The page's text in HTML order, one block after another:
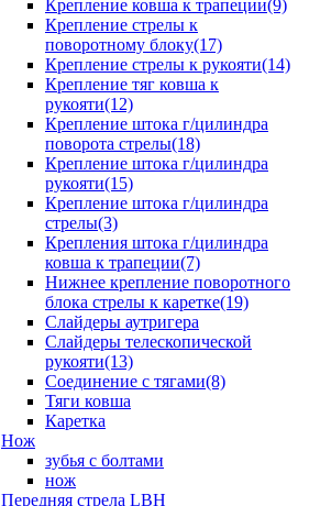
Крепление ковша к трапеции(9)
Крепление стрелы к
поворотному блоку(17)
Крепление стрелы к рукояти(14)
Крепление тяг ковша к
рукояти(12)
Крепление штока г/цилиндра
поворота стрелы(18)
Крепление штока г/цилиндра
рукояти(15)
Крепление штока г/цилиндра
стрелы(3)
Крепления штока г/цилиндра
ковша к трапеции(7)
Нижнее крепление поворотного
блока стрелы к каретке(19)
Слайдеры аутригера
Слайдеры телескопической
рукояти(13)
Соединение с тягами(8)
Тяги ковша
Каретка
Нож
зубья с болтами
нож
Передняя стрела LBH